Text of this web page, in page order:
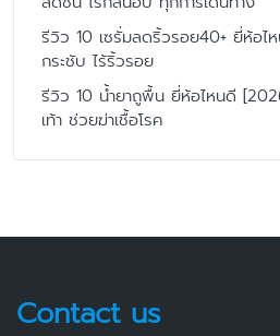
รีวิว 10 เซรั่มลดริ้วรอย40+ ยี่ห้อ
กระชับ ไร้ริ้วรอย
รีวิว 10 น้ำยาถูพื้น ยี่ห้อไหนดี
เท้า ช่วยฆ่าเชื้อโรค
Contact us